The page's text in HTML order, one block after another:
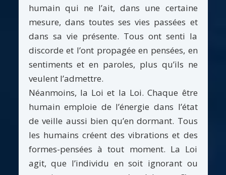
humain qui ne l’ait, dans une certaine
mesure, dans toutes ses vies passées et
dans sa vie présente. Tous ont senti la
discorde et l’ont propagée en pensées, en
sentiments et en paroles, plus qu’ils ne
veulent l’admettre.
Néanmoins, la Loi et la Loi. Chaque être
humain emploie de l’énergie dans l’état
de veille aussi bien qu’en dormant. Tous
les humains créent des vibrations et des
formes-pensées à tout moment. La Loi
agit, que l’individu en soit ignorant ou